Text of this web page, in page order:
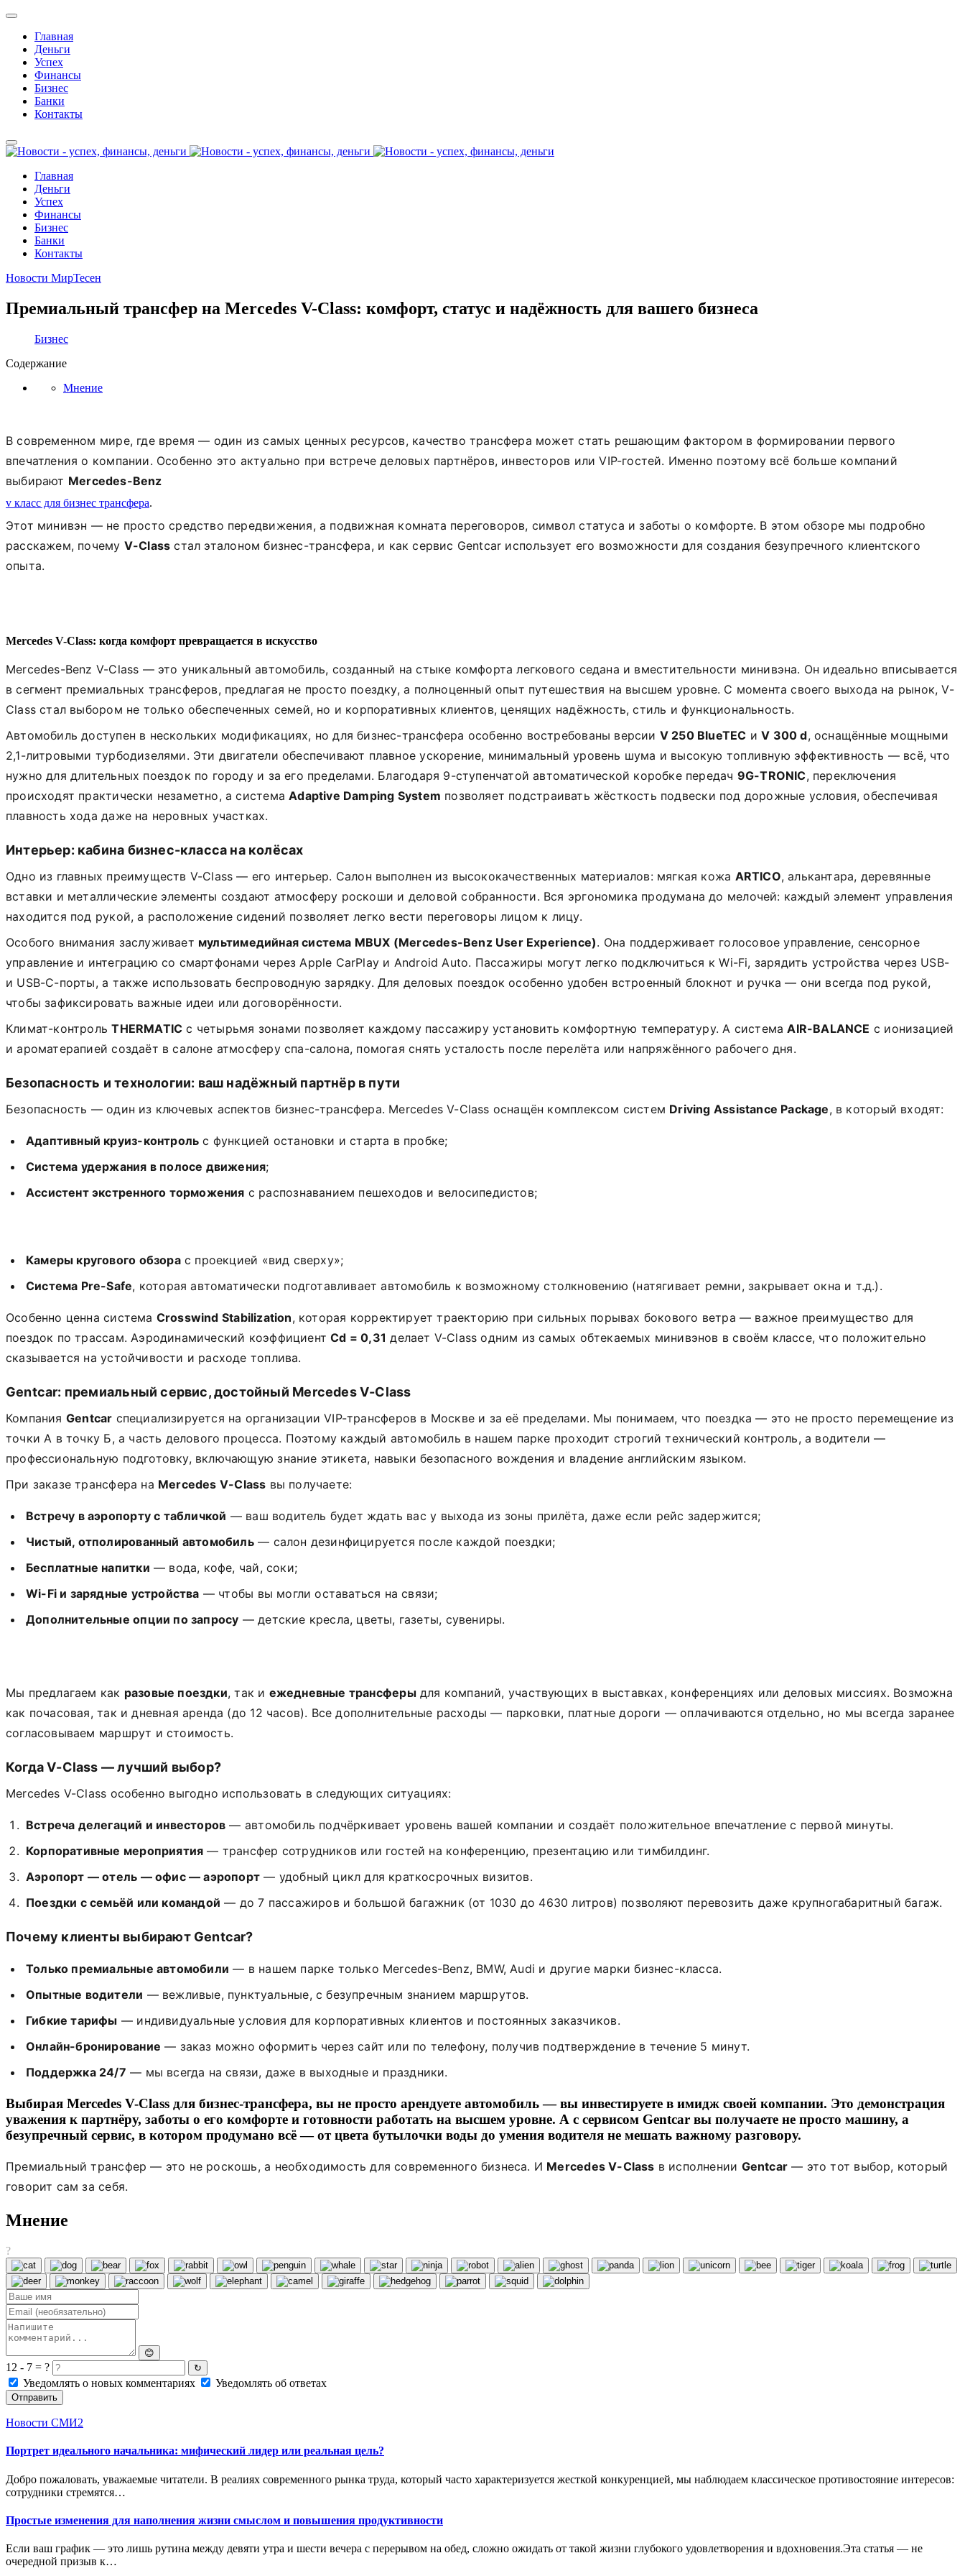
Главная
Деньги
Успех
Финансы
Бизнес
Банки
Контакты
Главная
Деньги
Успех
Финансы
Бизнес
Банки
Контакты
Новости МирТесен
Премиальный трансфер на Mercedes V-Class: комфорт, статус и надёжность для вашего бизнеса
Бизнес
Содержание
Мнение
В современном мире, где время — один из самых ценных ресурсов, качество трансфера может стать решающим фактором в формировании первого
впечатления о компании. Особенно это актуально при встрече деловых партнёров, инвесторов или VIP-гостей. Именно поэтому всё больше компаний
выбирают Mercedes-Benz
v класс для бизнес трансфера.
Этот минивэн — не просто средство передвижения, а подвижная комната переговоров, символ статуса и заботы о комфорте. В этом обзоре мы подробно
расскажем, почему V-Class стал эталоном бизнес-трансфера, и как сервис Gentcar использует его возможности для создания безупречного клиентского
опыта.
Mercedes V-Class: когда комфорт превращается в искусство
Mercedes-Benz V-Class — это уникальный автомобиль, созданный на стыке комфорта легкового седана и вместительности минивэна. Он идеально вписывается
в сегмент премиальных трансферов, предлагая не просто поездку, а полноценный опыт путешествия на высшем уровне. С момента своего выхода на рынок, V-
Class стал выбором не только обеспеченных семей, но и корпоративных клиентов, ценящих надёжность, стиль и функциональность.
Автомобиль доступен в нескольких модификациях, но для бизнес-трансфера особенно востребованы версии V 250 BlueTEC и V 300 d, оснащённые мощными
2,1-литровыми турбодизелями. Эти двигатели обеспечивают плавное ускорение, минимальный уровень шума и высокую топливную эффективность — всё, что
нужно для длительных поездок по городу и за его пределами. Благодаря 9-ступенчатой автоматической коробке передач 9G-TRONIC, переключения
происходят практически незаметно, а система Adaptive Damping System позволяет подстраивать жёсткость подвески под дорожные условия, обеспечивая
плавность хода даже на неровных участках.
Интерьер: кабина бизнес-класса на колёсах
Одно из главных преимуществ V-Class — его интерьер. Салон выполнен из высококачественных материалов: мягкая кожа ARTICO, алькантара, деревянные
вставки и металлические элементы создают атмосферу роскоши и деловой собранности. Вся эргономика продумана до мелочей: каждый элемент управления
находится под рукой, а расположение сидений позволяет легко вести переговоры лицом к лицу.
Особого внимания заслуживает мультимедийная система MBUX (Mercedes-Benz User Experience). Она поддерживает голосовое управление, сенсорное
управление и интеграцию со смартфонами через Apple CarPlay и Android Auto. Пассажиры могут легко подключиться к Wi-Fi, зарядить устройства через USB-
и USB-C-порты, а также использовать беспроводную зарядку. Для деловых поездок особенно удобен встроенный блокнот и ручка — они всегда под рукой,
чтобы зафиксировать важные идеи или договорённости.
Климат-контроль THERMATIC с четырьмя зонами позволяет каждому пассажиру установить комфортную температуру. А система AIR-BALANCE с ионизацией
и ароматерапией создаёт в салоне атмосферу спа-салона, помогая снять усталость после перелёта или напряжённого рабочего дня.
Безопасность и технологии: ваш надёжный партнёр в пути
Безопасность — один из ключевых аспектов бизнес-трансфера. Mercedes V-Class оснащён комплексом систем Driving Assistance Package, в который входят:
Адаптивный круиз-контроль с функцией остановки и старта в пробке;
Система удержания в полосе движения;
Ассистент экстренного торможения с распознаванием пешеходов и велосипедистов;
Камеры кругового обзора с проекцией «вид сверху»;
Система Pre-Safe, которая автоматически подготавливает автомобиль к возможному столкновению (натягивает ремни, закрывает окна и т.д.).
Особенно ценна система Crosswind Stabilization, которая корректирует траекторию при сильных порывах бокового ветра — важное преимущество для
поездок по трассам. Аэродинамический коэффициент Cd = 0,31 делает V-Class одним из самых обтекаемых минивэнов в своём классе, что положительно
сказывается на устойчивости и расходе топлива.
Gentcar: премиальный сервис, достойный Mercedes V-Class
Компания Gentcar специализируется на организации VIP-трансферов в Москве и за её пределами. Мы понимаем, что поездка — это не просто перемещение из
точки А в точку Б, а часть делового процесса. Поэтому каждый автомобиль в нашем парке проходит строгий технический контроль, а водители —
профессиональную подготовку, включающую знание этикета, навыки безопасного вождения и владение английским языком.
При заказе трансфера на Mercedes V-Class вы получаете:
Встречу в аэропорту с табличкой — ваш водитель будет ждать вас у выхода из зоны прилёта, даже если рейс задержится;
Чистый, отполированный автомобиль — салон дезинфицируется после каждой поездки;
Бесплатные напитки — вода, кофе, чай, соки;
Wi-Fi и зарядные устройства — чтобы вы могли оставаться на связи;
Дополнительные опции по запросу — детские кресла, цветы, газеты, сувениры.
Мы предлагаем как разовые поездки, так и ежедневные трансферы для компаний, участвующих в выставках, конференциях или деловых миссиях. Возможна
как почасовая, так и дневная аренда (до 12 часов). Все дополнительные расходы — парковки, платные дороги — оплачиваются отдельно, но мы всегда заранее
согласовываем маршрут и стоимость.
Когда V-Class — лучший выбор?
Mercedes V-Class особенно выгодно использовать в следующих ситуациях:
Встреча делегаций и инвесторов — автомобиль подчёркивает уровень вашей компании и создаёт положительное впечатление с первой минуты.
Корпоративные мероприятия — трансфер сотрудников или гостей на конференцию, презентацию или тимбилдинг.
Аэропорт — отель — офис — аэропорт — удобный цикл для краткосрочных визитов.
Поездки с семьёй или командой — до 7 пассажиров и большой багажник (от 1030 до 4630 литров) позволяют перевозить даже крупногабаритный багаж.
Почему клиенты выбирают Gentcar?
Только премиальные автомобили — в нашем парке только Mercedes-Benz, BMW, Audi и другие марки бизнес-класса.
Опытные водители — вежливые, пунктуальные, с безупречным знанием маршрутов.
Гибкие тарифы — индивидуальные условия для корпоративных клиентов и постоянных заказчиков.
Онлайн-бронирование — заказ можно оформить через сайт или по телефону, получив подтверждение в течение 5 минут.
Поддержка 24/7 — мы всегда на связи, даже в выходные и праздники.
Выбирая Mercedes V-Class для бизнес-трансфера, вы не просто арендуете автомобиль — вы инвестируете в имидж своей компании. Это демонстрация
уважения к партнёру, заботы о его комфорте и готовности работать на высшем уровне. А с сервисом Gentcar вы получаете не просто машину, а
безупречный сервис, в котором продумано всё — от цвета бутылочки воды до умения водителя не мешать важному разговору.
Премиальный трансфер — это не роскошь, а необходимость для современного бизнеса. И Mercedes V-Class в исполнении Gentcar — это тот выбор, который
говорит сам за себя.
Мнение
?
😊
12 - 7 = ? ↻
Уведомлять о новых комментариях Уведомлять об ответах
Отправить
Новости СМИ2
Портрет идеального начальника: мифический лидер или реальная цель?
Добро пожаловать, уважаемые читатели. В реалиях современного рынка труда, который часто характеризуется жесткой конкуренцией, мы наблюдаем классическое противостояние интересов:
сотрудники стремятся…
Простые изменения для наполнения жизни смыслом и повышения продуктивности
Если ваш график — это лишь рутина между девяти утра и шести вечера с перерывом на обед, сложно ожидать от такой жизни глубокого удовлетворения и вдохновения.Эта статья — не
очередной призыв к…